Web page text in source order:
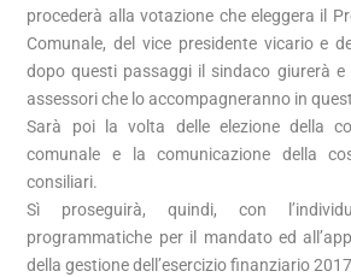
procederà alla votazione che eleggera il
Comunale, del vice presidente vicario e
dopo questi passaggi il sindaco giurerà
assessori che lo accompagneranno in
Sarà poi la volta delle elezione della
comunale e la comunicazione della
consiliari.
Sì proseguirà, quindi, con
programmatiche per il mandato ed
della gestione dell’esercizio finanziario